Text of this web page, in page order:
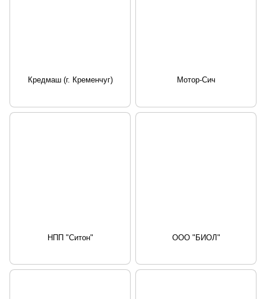
Кредмаш (г. Кременчуг) Мотор-Сич
НПП "Ситон" ООО "БИОЛ"